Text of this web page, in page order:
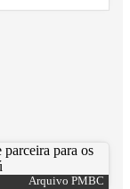
Arquivo PMBC